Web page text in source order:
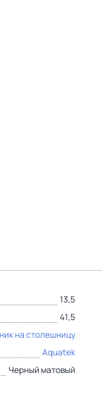
13,5
41,5
на столешницу
Aquatek
Черный матовый